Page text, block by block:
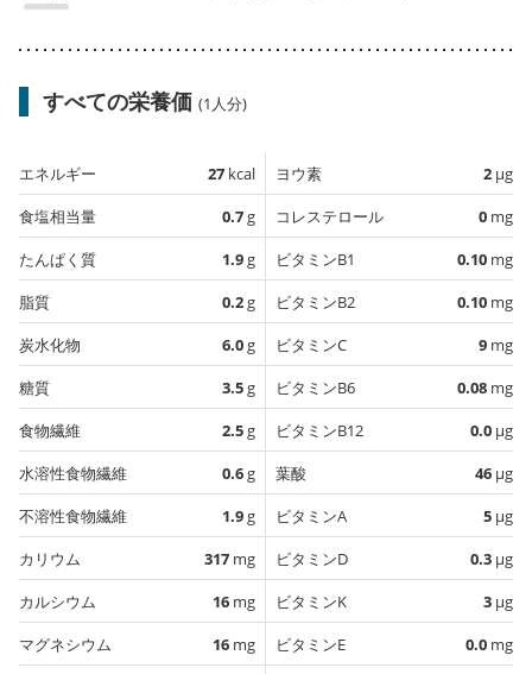
すべての栄養価 (1人分)
エネルギー 27 kcal
食塩相当量
0.7g
たんぱく質
1.9g
脂質
0.2g
炭水化物
6.0g
糖質
3.5g
食物繊維
2.5g
水溶性食物繊維
0.6g
不溶性食物繊維
1.9g
カリウム
317 mg
カルシウム
16 mg
マグネシウム
16 mg
ヨウ素 2 µg
コレステロール
0 mg
ビタミンB1
0.10 mg
ビタミンB2
0.10 mg
ビタミンC
9 mg
ビタミンB6
0.08 mg
ビタミンB12
0.0 µg
葉酸
46 µg
ビタミンA
5 µg
ビタミンD
0.3 µg
ビタミンK
3 µg
ビタミンE
0.0 mg